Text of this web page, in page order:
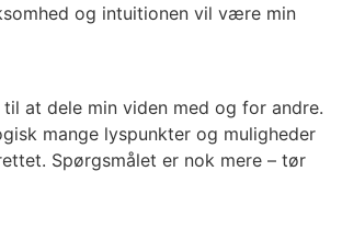
og intuitionen vil være min
at dele min viden med og for andre.
mange lyspunkter og muligheder
Spørgsmålet er nok mere – tør